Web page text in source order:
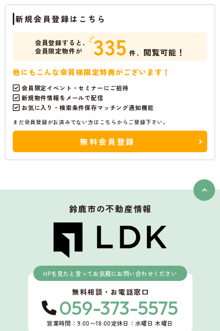
新規会員登録はこちら
会員登録すると、
会員限定物件が
335 件、 閲覧可能！
他にもこんな会員様限定特典がございます！
会員限定イベント・セミナーにご招待
新規物件情報をメールで配信
お気に入り・検索条件保存マッチング通知機能
まだ会員登録がお済みでない方はこちらからご登録下さい。
無料会員登録
鈴鹿市の不動産情報
HPを見たと言ってお気軽にお問い合わせください
無料相談・お電話窓口
059-373-5575
営業時間：9:00〜18:00定休日：水曜日 木曜日